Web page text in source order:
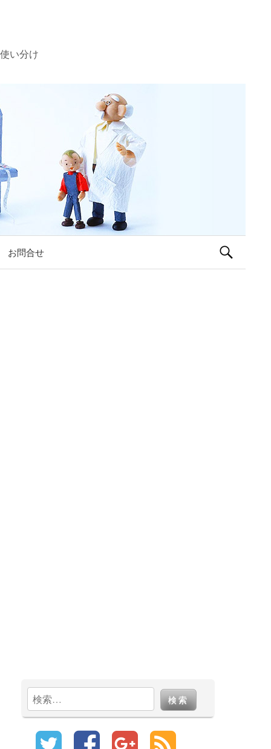
い分け
お問合せ 検
検
索: